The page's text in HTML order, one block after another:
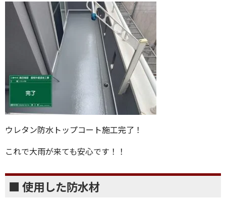
ウレタン防水トップコート施工完了！
これで大雨が来ても安心です！！
■ 使用した防水材